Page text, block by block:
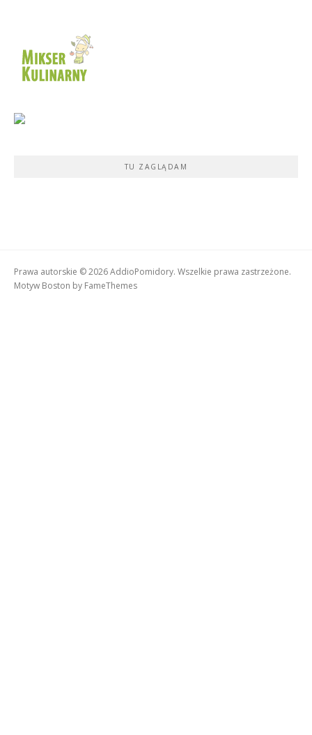
TU ZAGLĄDAM
Prawa autorskie © 2026 AddioPomidory. Wszelkie prawa zastrzeżone.
Motyw Boston by FameThemes